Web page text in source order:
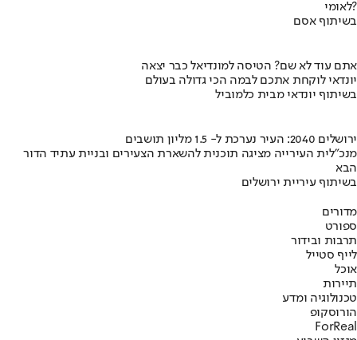
לאומי?
בשיתוף אסם
אתם עוד לא שם? הטיסה למונדיאל כבר יצאה
יונדאי לוקחת אתכם לבמה הכי גדולה בעולם
בשיתוף יונדאי מבית כלמוביל
ירושלים 2040: העיר נערכת ל- 1.5 מליון תושבים
מנכ"לית העירייה מציגה תוכנית להשארת הצעירים ובניית עתיד הדור
הבא
בשיתוף עיריית ירושלים
מדורים
ספורט
תרבות ובידור
לייף סטייל
אוכל
תיירות
טכנולוגיה ומדע
הורוסקופ
ForReal